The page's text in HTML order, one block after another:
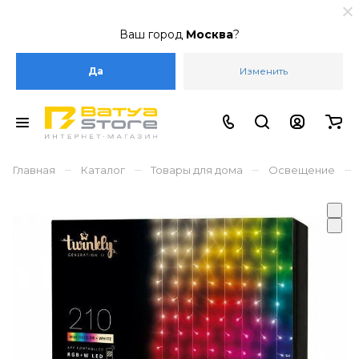
Ваш город Москва?
Да Изменить
Главная – Каталог – Товары для дома – Освещение –